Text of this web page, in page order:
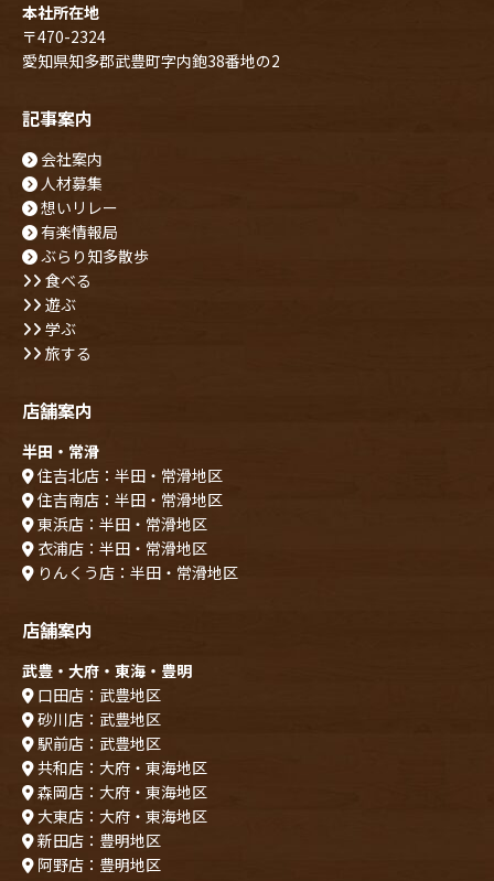
本社所在地
〒470-2324
愛知県知多郡武豊町字内鉋38番地の2
記事案内
会社案内
人材募集
想いリレー
有楽情報局
ぶらり知多散歩
食べる
遊ぶ
学ぶ
旅する
店舗案内
半田・常滑
住吉北店：半田・常滑地区
住吉南店：半田・常滑地区
東浜店：半田・常滑地区
衣浦店：半田・常滑地区
りんくう店：半田・常滑地区
店舗案内
武豊・大府・東海・豊明
口田店：武豊地区
砂川店：武豊地区
駅前店：武豊地区
共和店：大府・東海地区
森岡店：大府・東海地区
大東店：大府・東海地区
新田店：豊明地区
阿野店：豊明地区